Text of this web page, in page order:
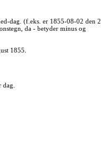
dag. (f.eks. er 1855-08-02 den 2.
da - betyder minus og
1855.